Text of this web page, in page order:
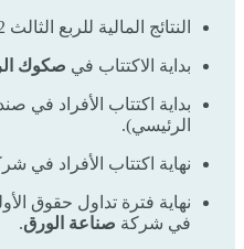
النتائج المالية للربع الثالث 2022م - شركة
بداية الاكتتاب في صكوك
بداية اكتتاب الأفراد في
الرئيسي).
نهاية اكتتاب الأفراد في
نهاية فترة تداول حقوق
في شركة صناعة الورق.